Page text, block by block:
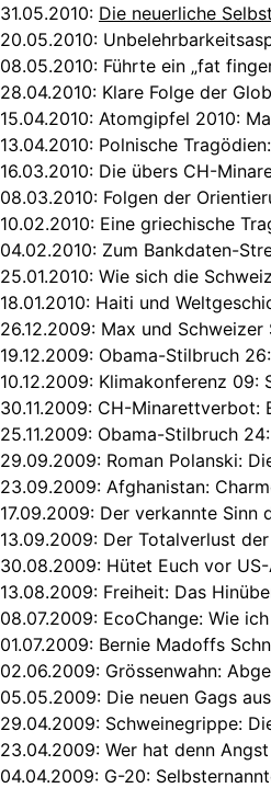
31.05.2010: Die neuerliche
20.05.2010:
08.05.2010: Führte ein „fat
28.04.2010: Klare Folge der
15.04.2010: Atomgipfel 2010:
13.04.2010: Polnische
16.03.2010: Die übers CH-
08.03.2010: Folgen der
10.02.2010: Eine griechische
04.02.2010: Zum Bankdaten-
25.01.2010: Wie sich die
18.01.2010: Haiti und
26.12.2009: Max und
19.12.2009: Obama-Stilbruch
10.12.2009: Klimakonferenz 09:
30.11.2009: CH-Minarettverbot:
25.11.2009: Obama-Stilbruch
29.09.2009: Roman Polanski:
23.09.2009: Afghanistan:
17.09.2009: Der verkannte Sinn
13.09.2009: Der Totalverlust
30.08.2009: Hütet Euch vor
13.08.2009: Freiheit: Das
08.07.2009: EcoChange: Wie
01.07.2009: Bernie Madoffs
02.06.2009: Grössenwahn:
05.05.2009: Die neuen Gags
29.04.2009: Schweinegrippe:
23.04.2009: Wer hat denn
04.04.2009: G-20: